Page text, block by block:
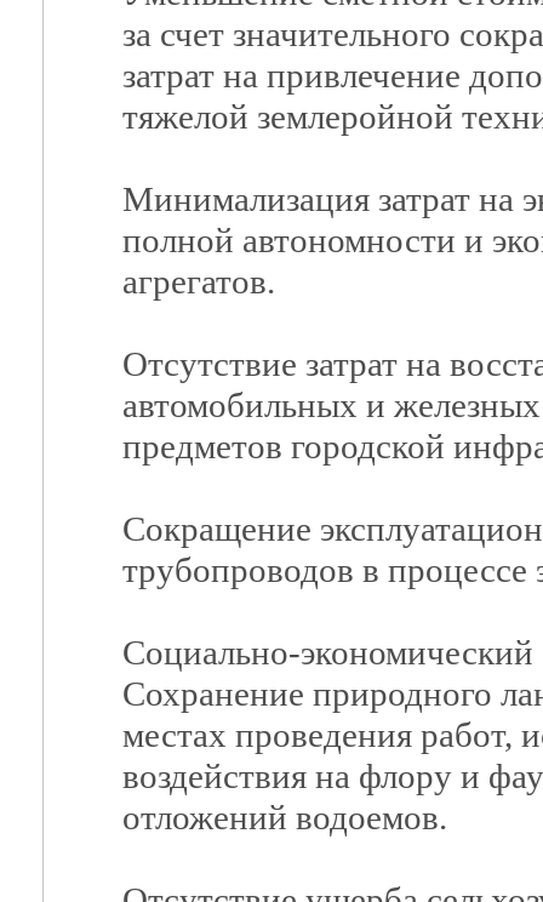
за счет значительного
затрат на привлечение
тяжелой землеройной
Минимализация затрат на
полной автономности и
агрегатов.
Отсутствие затрат на
автомобильных и
предметов городской
Сокращение
трубопроводов в процессе
Социально-
Сохранение природного
местах проведения работ,
воздействия на флору и
отложений водоемов.